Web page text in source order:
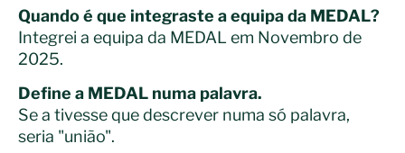
Quando é que integraste a equipa da MEDAL?
Integrei a equipa da MEDAL em Novembro de
2025.
Define a MEDAL numa palavra.
Se a tivesse que descrever numa só palavra,
seria "união".